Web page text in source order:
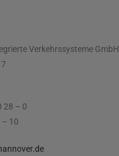
Verkehrssysteme GmbH
28 – 0
– 10